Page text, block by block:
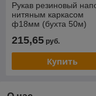
Рукав резиновый
нитяным каркасом
ф18мм (бухта 50м)
18В-0.4 (ТУ 38
86) (ОАО "СЗРТ")
215,65 руб.
Купить